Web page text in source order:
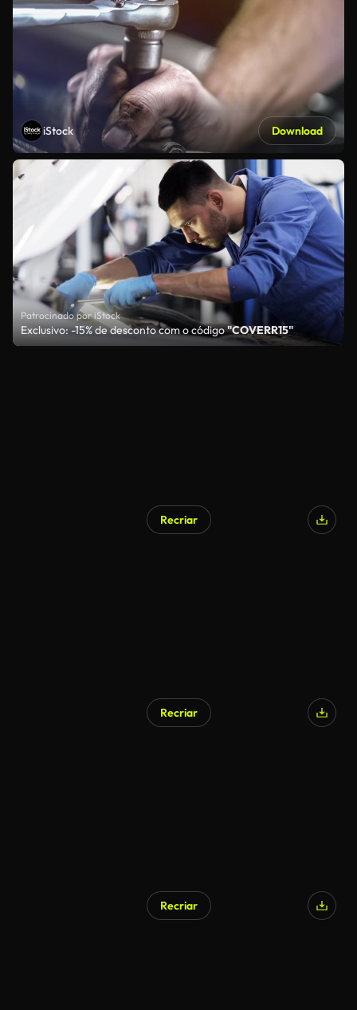
iStock Download
Patrocinado por iStock
Exclusivo: -15% de desconto com o código"COVERR15"
Recriar
Recriar
Recriar